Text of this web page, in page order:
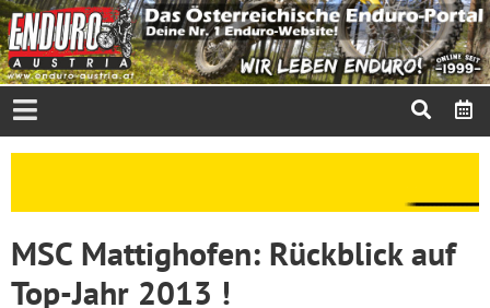
MSC Mattighofen: Rückblick auf
Top-Jahr 2013 !